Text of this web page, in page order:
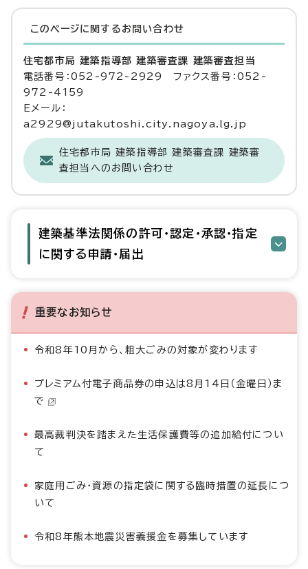
このページに関する お問い合わせ
住宅都市局 建築指導部 建築審査課 建築審査担当
電話番号：052-972-2929 ファクス番号：052-
972-4159
Eメール：
a2929@jutakutoshi.city.nagoya.lg.jp
住宅都市局 建築指導部 建築審査課 建築審
査担当へのお問い合わせ
建築基準法関係の許可・認定・承認・指定
に関する申請・届出
重要なお知らせ
令和8年10月から、粗大ごみの対象が変わります
プレミアム付電子商品券の申込は8月14日（金曜日）ま
で
最高裁判決を踏まえた生活保護費等の追加給付につい
て
家庭用ごみ・資源の指定袋に関する臨時措置の延長につ
いて
令和8年熊本地震災害義援金を募集しています